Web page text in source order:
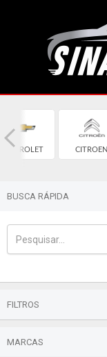
CHEVROLET CITROEN
BUSCA RÁPIDA
FILTROS
MARCAS